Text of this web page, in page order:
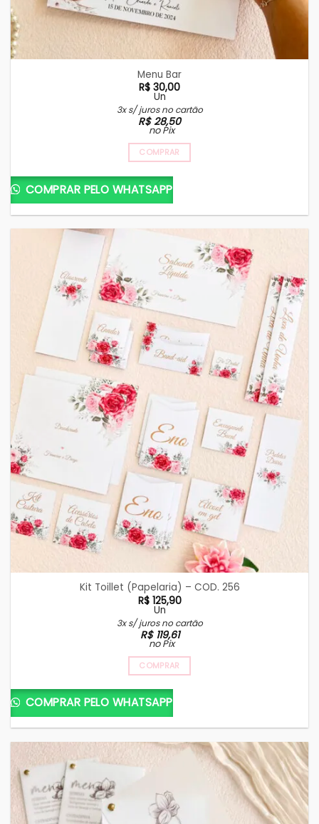
Menu Bar
R$ 30,00
Un
3x s/ juros no cartão
R$28,50
no Pix
COMPRAR
COMPRAR PELO WHATSAPP
Kit Toillet (Papelaria) – COD. 256
R$125,90
Un
3x s/ juros no cartão
R$119,61
no Pix
COMPRAR
COMPRAR PELO WHATSAPP